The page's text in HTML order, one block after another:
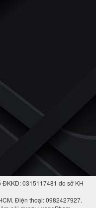
0315117481 do sở KH
Điện thoại: 0982427927.